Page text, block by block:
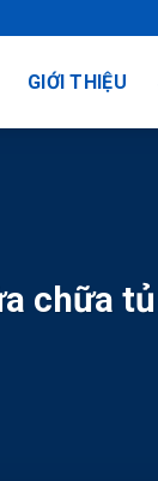
GIỚI THIỆU
chữa